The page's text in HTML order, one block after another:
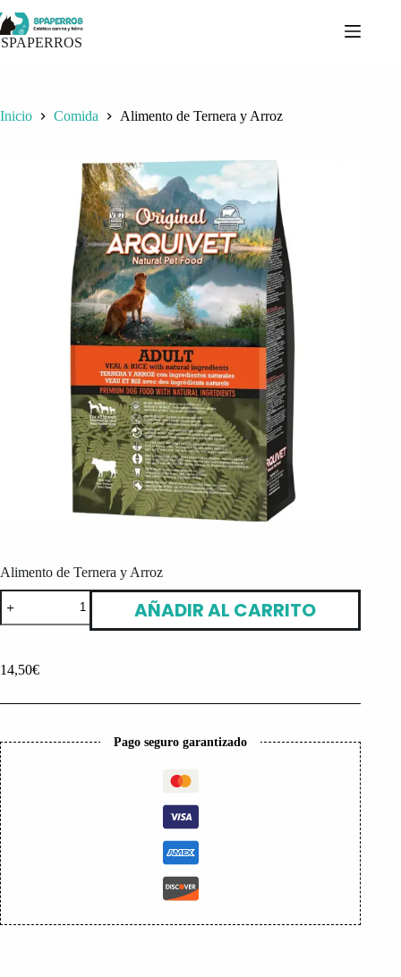
al
contenido
SPAPERROS
Inicio Comida Alimento de Ternera y Arroz
Alimento de Ternera y Arroz
Alimento
de
Ternera
cantidad
AÑADIR AL CARRITO
14,50€
Pago seguro garantizado